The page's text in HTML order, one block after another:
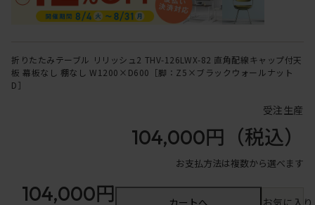
折りたたみテーブル リリッシュ2 THV-126LWX-82 直角配線キャップ付天
板 幕板なし 棚なし W1200×D600［脚：Z5×ブラックウォールナット
D］
受注生産
104,000円 （税込）
お支払方法は複数から選べます
104,000円
カートへ お気に入